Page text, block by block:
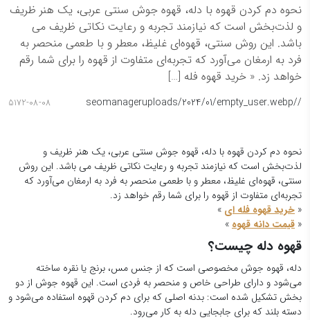
نحوه دم کردن قهوه با دله، قهوه جوش سنتی عربی، یک هنر ظریف
و لذت‌بخش است که نیازمند تجربه و رعایت نکاتی ظریف می
باشد. این روش سنتی، قهوه‌ای غلیظ، معطر و با طعمی منحصر به
فرد به ارمغان می‌آورد که تجربه‌ای متفاوت از قهوه را برای شما رقم
خواهد زد. « خرید قهوه فله […]
/
/uploads/2024/01/empty_user.webp
seomanager
5172-08-08
نحوه دم کردن قهوه با دله، قهوه جوش سنتی عربی، یک هنر ظریف و
لذت‌بخش است که نیازمند تجربه و رعایت نکاتی ظریف می باشد. این روش
سنتی، قهوه‌ای غلیظ، معطر و با طعمی منحصر به فرد به ارمغان می‌آورد که
تجربه‌ای متفاوت از قهوه را برای شما رقم خواهد زد.
« خرید قهوه فله ای »
« قیمت دانه قهوه»
قهوه دله چیست؟
دله، قهوه جوش مخصوصی است که از جنس مس، برنج یا نقره ساخته
می‌شود و دارای طراحی خاص و منحصر به فردی است. این قهوه جوش از دو
بخش تشکیل شده است: بدنه اصلی که برای دم کردن قهوه استفاده می‌شود و
دسته بلند که برای جابجایی دله به کار می‌رود.